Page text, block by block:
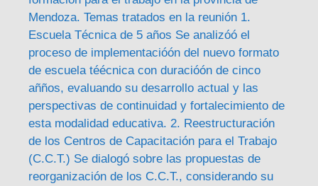
Mendoza. Temas tratados en la reunión 1.
Escuela Técnica de 5 años Se analizóó el
proceso de implementacióón del nuevo formato
de escuela téécnica con duracióón de cinco
añños, evaluando su desarrollo actual y las
perspectivas de continuidad y fortalecimiento de
esta modalidad educativa. 2. Reestructuración
de los Centros de Capacitación para el Trabajo
(C.C.T.) Se dialogó sobre las propuestas de
reorganización de los C.C.T., considerando su